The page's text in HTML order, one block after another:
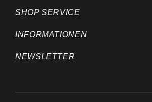
SHOP SERVICE
INFORMATIONEN
NEWSLETTER